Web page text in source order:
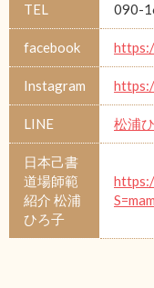
TEL 090-
facebook
Instagram
LINE 松浦
日本己書
道場師範
紹介 松浦
ひろ子